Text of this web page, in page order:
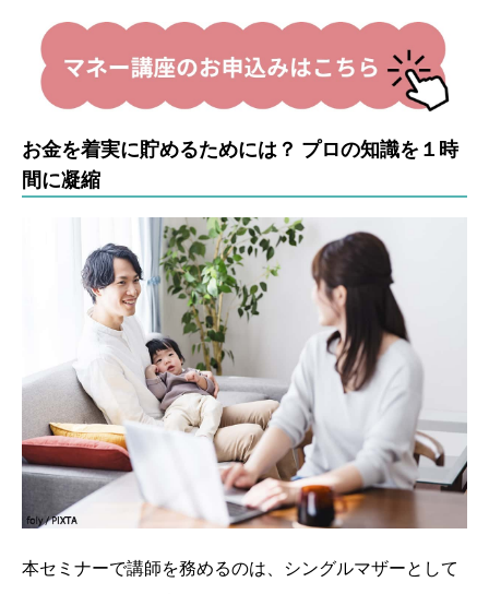
お金を着実に貯めるためには？ プロの知識を１時
間に凝縮
本セミナーで講師を務めるのは、シングルマザーとして